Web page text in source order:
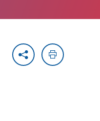
PartagerImprimer